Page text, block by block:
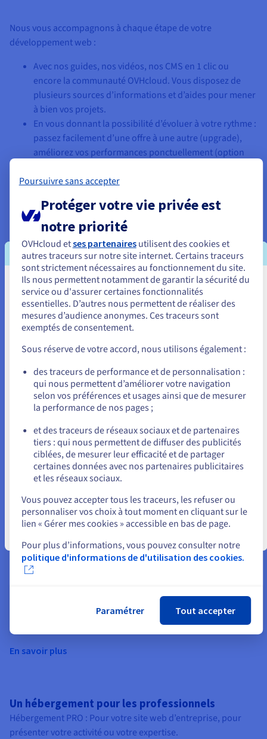
Nous vous accompagnons à chaque étape de votre
développement web :
Avec nos guides, nos vidéos, nos CMS en 1 clic ou
encore la communauté OVHcloud. Vous disposez de
plusieurs sources d’informations et d’aides pour mener
à bien vos projets.
En vous donnant la possibilité d’évoluer à votre rythme :
passez facilement d’une offre à une autre (upgrade),
améliorez vos performances ponctuellement (option
adaptatives…
Avec un large choix d’options pour enrichir et
personnaliser votre hébergement web : CDN, bases de
données supplémentaires, certificats SSL DV/EV,
solutions e-mail…
Grâce à notre réseau de partenaires, depuis le choix de
l’infra jusqu’à la gestion des campagnes de marketing,
en passant par la création de la structure du site, des
contenus et de la stratégie de communication, SEO, etc.
Les hébergements Web OVHcloud
selon vos besoins
Un hébergement gratuit
Start 100M : Pour présenter une page web statique, un début
de projet ou une solution temporaire. Hébergement gratuit
pour toute commande de nom de domaine
Découvrir Start 100M
Un hébergement simple et prêt à l'emploi
dynamique ou un blog. Idéal pour un usage personnel.
L'installation de WordPress en un clic rend la création d'un
En savoir plus
Un hébergement pour les professionnels
Hébergement PRO : Pour votre site web d’entreprise, pour
présenter votre activité ou votre expertise.
Vous semblez être localisé en États-
Unis.
Pour commander, rendez-vous sur le site de votre pays (États-
Allez sur le site États-Unis
us.ovhcloud.com/
Anglais USD - $
ou
Rester sur le site actuel
Sélectionner un autre site web
Poursuivre sans accepter
Protéger votre vie privée est
notre priorité
OVHcloud etses partenairesutilisent des cookies et
autres traceurs sur notre site internet. Certains traceurs
sont strictement nécessaires au fonctionnement du site.
Ils nous permettent notamment de garantir la sécurité du
service ou d'assurer certaines fonctionnalités
essentielles. D’autres nous permettent de réaliser des
mesures d’audience anonymes. Ces traceurs sont
exemptés de consentement.
Sous réserve de votre accord, nous utilisons également :
des traceurs de performance et de personnalisation :
qui nous permettent d’améliorer votre navigation
selon vos préférences et usages ainsi que de mesurer
la performance de nos pages ;
et des traceurs de réseaux sociaux et de partenaires
tiers : qui nous permettent de diffuser des publicités
ciblées, de mesurer leur efficacité et de partager
certaines données avec nos partenaires publicitaires
et les réseaux sociaux.
Vous pouvez accepter tous les traceurs, les refuser ou
personnaliser vos choix à tout moment en cliquant sur le
lien « Gérer mes cookies » accessible en bas de page.
Pour plus d’informations, vous pouvez consulter notre
politique d'informations de d'utilisation des cookies.
Paramétrer Tout accepter